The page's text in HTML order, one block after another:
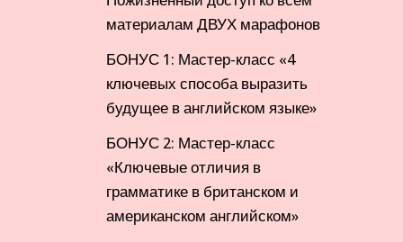
материалам ДВУХ марафонов
БОНУС 1: Мастер-класс «4
ключевых способа выразить
будущее в английском языке»
БОНУС 2: Мастер-класс
«Ключевые отличия в
грамматике в британском и
американском английском»